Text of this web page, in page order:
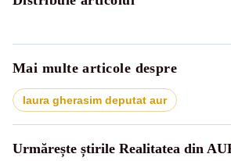
Mai multe articole despre
laura gherasim deputat aur
Urmărește știrile Realitatea din